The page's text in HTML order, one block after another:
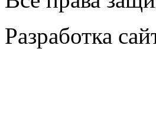
Разработка